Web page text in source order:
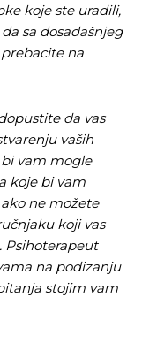
živi!
živi!
koje ste uradili,
sa dosadašnjeg
na
da vas
vaših
vam mogle
koje bi vam
ne možete
koji vas
Psihoterapeut
na podizanju
stojim vam